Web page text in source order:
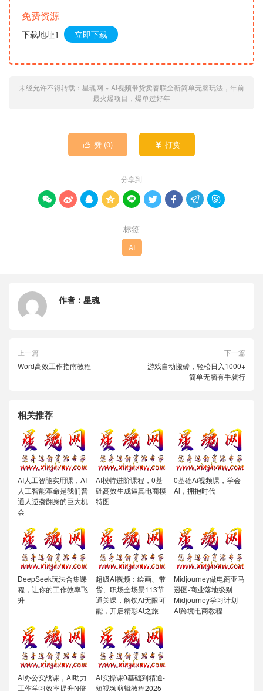
免费资源
下载地址1 立即下载
未经允许不得转载： 星魂网 » Ai视频带货卖春联全新简单无脑玩法，年前
最火爆项目，爆单过好年
 赞 (0)  打赏
分享到
        
标签
AI
作者： 星魂
上一篇
Word高效工作指南教程
下一篇
游戏自动搬砖，轻松日入1000+
简单无脑有手就行
相关推荐
AI人工智能实用课，AI
人工智能革命是我们普
通人逆袭翻身的巨大机
会
AI模特进阶课程，0基
础高效生成逼真电商模
特图
0基础Ai视频课，学会
Ai，拥抱时代
DeepSeek玩法合集课
程，让你的工作效率飞
升
超级AI视频：绘画、带
货、职场全场景113节
通关课，解锁AI无限可
能，开启精彩AI之旅
Midjourney做电商亚马
逊图-商业落地级别
Midjourney学习计划-
AI跨境电商教程
AI办公实战课，AI助力
工作学习效率提升N倍
AI实操课0基础到精通-
短视频剪辑教程2025